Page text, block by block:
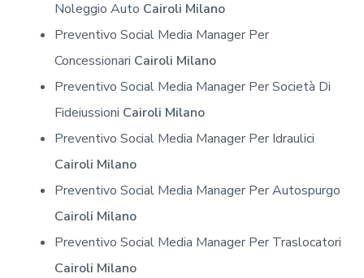
Noleggio Auto Cairoli Milano
Preventivo Social Media Manager Per
Concessionari Cairoli Milano
Preventivo Social Media Manager Per Società Di
Fideiussioni Cairoli Milano
Preventivo Social Media Manager Per Idraulici
Cairoli Milano
Preventivo Social Media Manager Per Autospurgo
Cairoli Milano
Preventivo Social Media Manager Per Traslocatori
Cairoli Milano